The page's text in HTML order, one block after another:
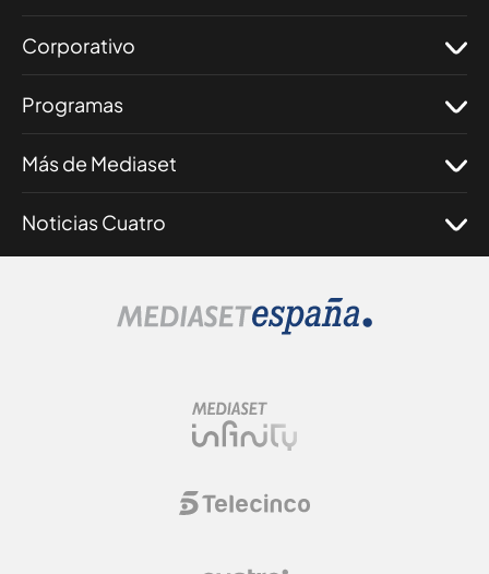
Corporativo
Programas
Más de Mediaset
Noticias Cuatro